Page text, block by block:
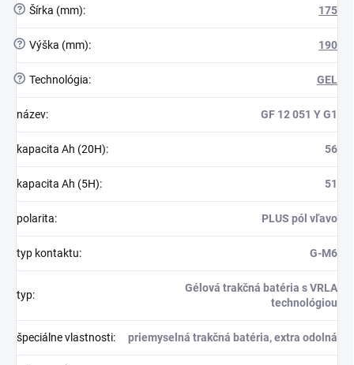
? Šírka (mm): 175
? Výška (mm): 190
? Technológia: GEL
název: GF 12 051 Y G1
kapacita Ah (20H): 56
kapacita Ah (5H): 51
polarita: PLUS pól vľavo
typ kontaktu: G-M6
typ:
Gélová trakčná batéria s VRLA
technológiou
špeciálne vlastnosti: priemyselná trakčná batéria, extra odolná